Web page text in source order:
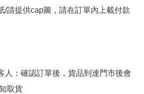
/請提供cap圖，請在訂單內上載付款
人：確認訂單後，貨品到達門市後會
取貨